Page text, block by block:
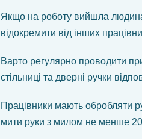
Якщо на роботу вийшла людина
відокремити від інших
Варто регулярно проводити
стільниці та дверні ручки
Працівники мають обробляти
мити руки з милом не менше